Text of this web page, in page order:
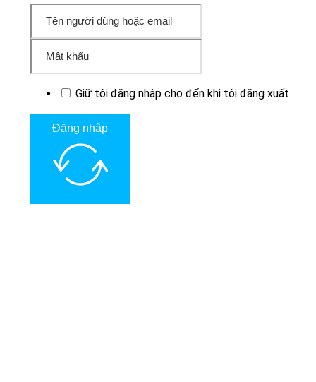
Giữ tôi đăng nhập cho đến khi tôi đăng xuất
Đăng nhập